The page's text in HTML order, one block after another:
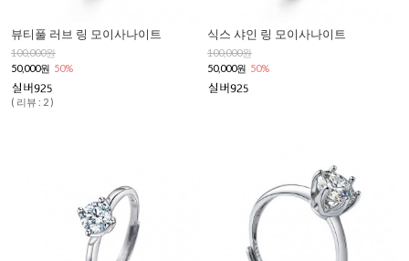
뷰티풀 러브 링 모이사나이트
100,000원
50,000원 50%
( 리뷰 : 2 )
식스 샤인 링 모이사나이트
100,000원
50,000원 50%